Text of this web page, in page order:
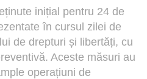
inițial pentru 24 de
în cursul zilei de
de drepturi și libertăți, cu
Aceste măsuri au
operațiuni de